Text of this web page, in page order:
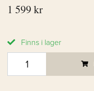
1 599 kr
Finns i lager